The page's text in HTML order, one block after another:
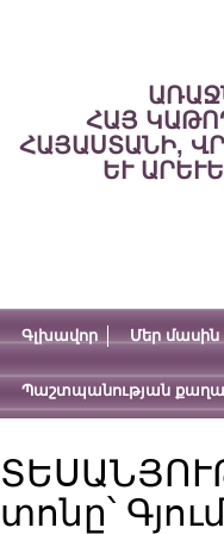
ՀԱՅ
ՀԱՅԱՍՏԱՆԻ,
ԵՒ
Գլխավոր Մեր մասին
Պաշտպանության
տոնը՝